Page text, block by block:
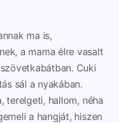
ma is,
a mama élre vasalt
Cuki
sál a nyakában.
terelgeti, hallom, néha
a hangját, hiszen